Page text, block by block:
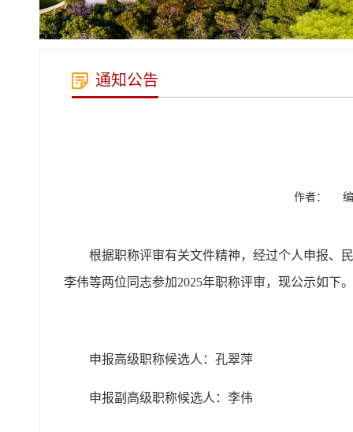
通知公告
作者：
根据职称评审有关文件精神，经过个人申报、
李伟等两位同志参加2025年职称评审，现公示如下。
申报高级职称候选人：孔翠萍
申报副高级职称候选人：李伟